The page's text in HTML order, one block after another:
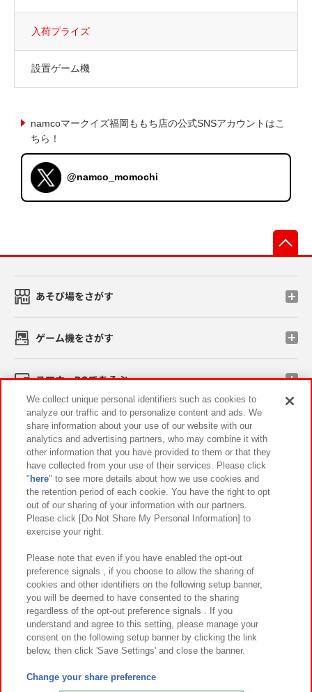
入荷プライズ
設置ゲーム機
namcoマークイズ福岡ももち店の公式SNSアカウントはこ
ちら！
@namco_momochi
あそび場をさがす
ゲーム機をさがす
スマホ・PCであそぶ
イベント・キャンペーン
関連会社 サステナビリティ サイトポリシー
プライバシーポリシー ウェブアクセシビリティ方針と検証結果
お取引先さまとともに
カスタマーハラスメント対応方針 よくあるご質問・お問い合わせ
©Bandai Namco Amusement Inc.
©Bandai Namco Amusement Lab Inc.
We collect unique personal identifiers such as cookies to
analyze our traffic and to personalize content and ads. We
share information about your use of our website with our
analytics and advertising partners, who may combine it with
other information that you have provided to them or that they
have collected from your use of their services. Please click
" here" to see more details about how we use cookies and
the retention period of each cookie. You have the right to opt
out of our sharing of your information with our partners.
Please click [Do Not Share My Personal Information] to
exercise your right.
Please note that even if you have enabled the opt-out
preference signals , if you choose to allow the sharing of
cookies and other identifiers on the following setup banner,
you will be deemed to have consented to the sharing
regardless of the opt-out preference signals . If you
understand and agree to this setting, please manage your
consent on the following setup banner by clicking the link
below, then click 'Save Settings' and close the banner.
Change your share preference